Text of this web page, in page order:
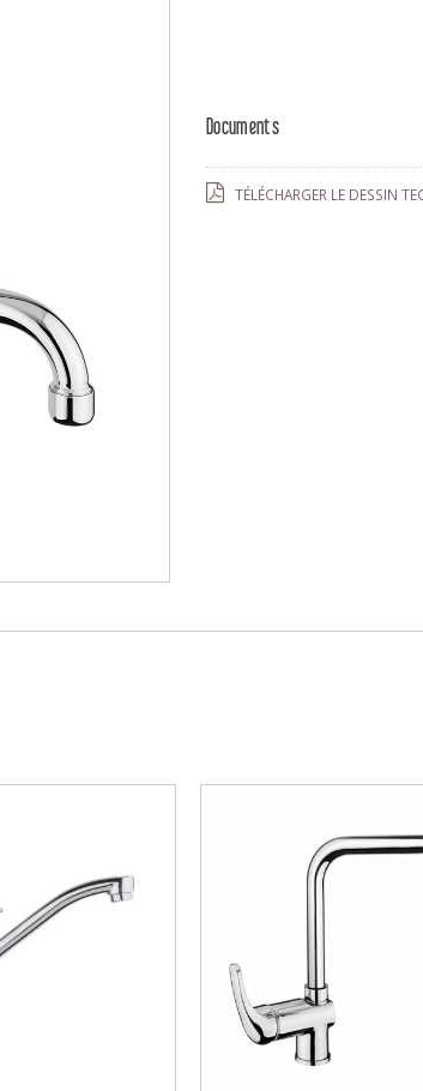
Documents
TÉLÉCHARGER LE DESSIN